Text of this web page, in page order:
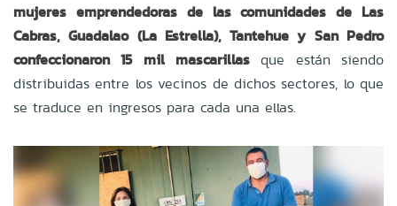
mujeres emprendedoras de las comunidades de Las
Cabras, Guadalao (La Estrella), Tantehue y San Pedro
confeccionaron 15 mil mascarillas que están siendo
distribuidas entre los vecinos de dichos sectores, lo que
se traduce en ingresos para cada una ellas.